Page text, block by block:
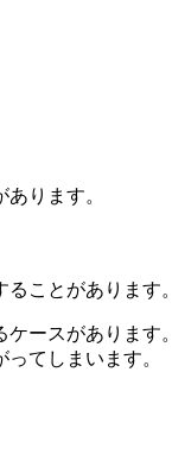
ります。
ことがあります。
ースがあります。
てしまいます。